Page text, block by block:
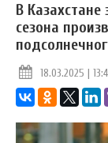
В
сезона
18.03.2025 |